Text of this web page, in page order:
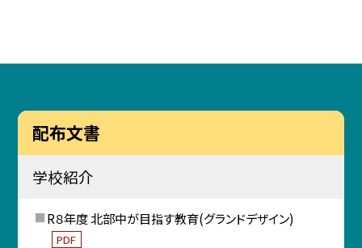
配布文書
学校紹介
R８年度 北部中が目指す教育(グランドデザイン)
PDF